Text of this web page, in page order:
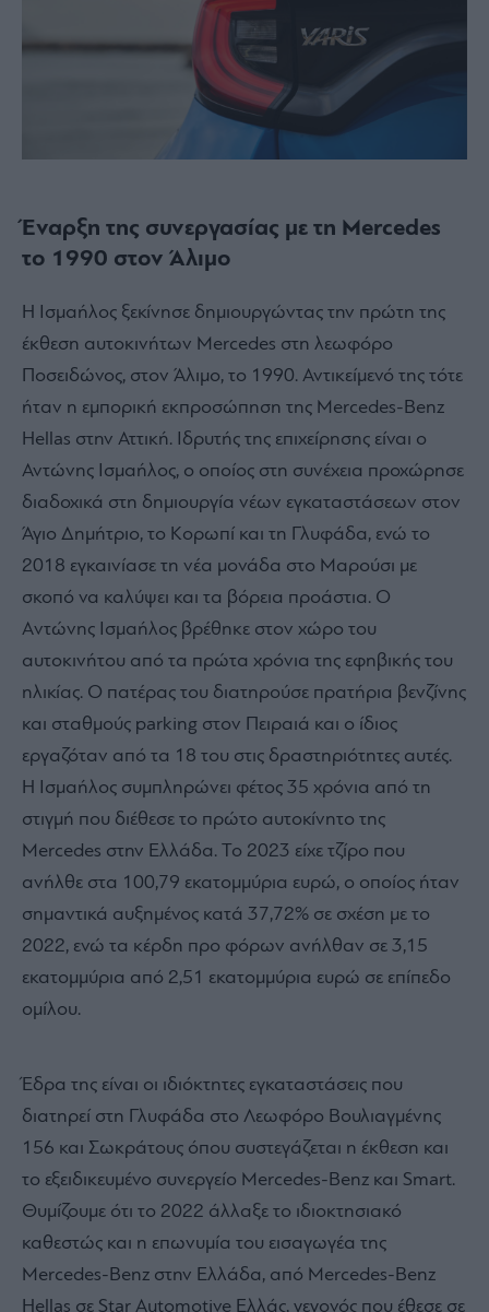
Έναρξη της συνεργασίας με τη Mercedes
το 1990 στον Άλιμο
Η Ισμαήλος ξεκίνησε δημιουργώντας την πρώτη της
έκθεση αυτοκινήτων Mercedes στη λεωφόρο
Ποσειδώνος, στον Άλιμο, το 1990. Αντικείμενό της τότε
ήταν η εμπορική εκπροσώπηση της Mercedes-Benz
Hellas στην Αττική. Ιδρυτής της επιχείρησης είναι ο
Αντώνης Ισμαήλος, ο οποίος στη συνέχεια προχώρησε
διαδοχικά στη δημιουργία νέων εγκαταστάσεων στον
Άγιο Δημήτριο, το Κορωπί και τη Γλυφάδα, ενώ το
2018 εγκαινίασε τη νέα μονάδα στο Μαρούσι με
σκοπό να καλύψει και τα βόρεια προάστια. O
Aντώνης Ισμαήλος βρέθηκε στον χώρο του
αυτοκινήτου από τα πρώτα χρόνια της εφηβικής του
ηλικίας. Ο πατέρας του διατηρούσε πρατήρια βενζίνης
και σταθμούς parking στον Πειραιά και ο ίδιος
εργαζόταν από τα 18 του στις δραστηριότητες αυτές.
Η Ισμαήλος συμπληρώνει φέτος 35 χρόνια από τη
στιγμή που διέθεσε το πρώτο αυτοκίνητο της
Mercedes στην Ελλάδα. Το 2023 είχε τζίρο που
ανήλθε στα 100,79 εκατομμύρια ευρώ, ο οποίος ήταν
σημαντικά αυξημένος κατά 37,72% σε σχέση με το
2022, ενώ τα κέρδη προ φόρων ανήλθαν σε 3,15
εκατομμύρια από 2,51 εκατομμύρια ευρώ σε επίπεδο
ομίλου.
Έδρα της είναι οι ιδιόκτητες εγκαταστάσεις που
διατηρεί στη Γλυφάδα στο Λεωφόρο Βουλιαγμένης
156 και Σωκράτους όπου συστεγάζεται η έκθεση και
το εξειδικευμένο συνεργείο Mercedes-Benz και Smart.
Θυμίζουμε ότι το 2022 άλλαξε το ιδιοκτησιακό
καθεστώς και η επωνυμία του εισαγωγέα της
Mercedes-Benz στην Ελλάδα, από Mercedes-Benz
Hellas σε Star Automotive Ελλάς, γεγονός που έθεσε σε